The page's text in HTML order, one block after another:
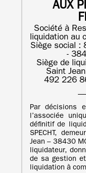
AUX
Société à
liquidation au
Siège social :
-
Siège de
Saint
492 226
Par décisions
l’associée
définitif de
SPECHT,
Jean – 38430
liquidateur,
de sa gestion
liquidation à